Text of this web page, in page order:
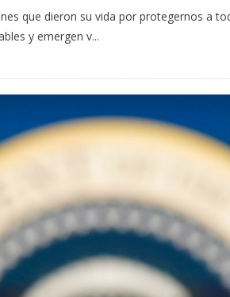
que dieron su vida por protegernos a
y emergen v...